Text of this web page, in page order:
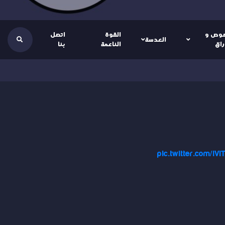
و
العدسة
القوة
الناعمة
اتصل
بنا
pic.twitter.com/